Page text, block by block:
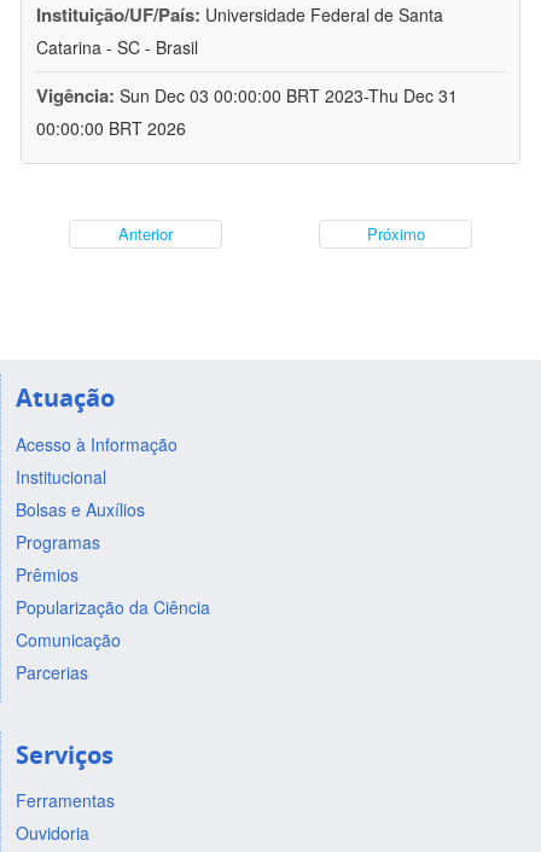
Instituição/UF/País: Universidade Federal de Santa
Catarina - SC - Brasil
Vigência: Sun Dec 03 00:00:00 BRT 2023-Thu Dec 31
00:00:00 BRT 2026
Anterior Próximo
Atuação
Acesso à Informação
Institucional
Bolsas e Auxílios
Programas
Prêmios
Popularização da Ciência
Comunicação
Parcerias
Serviços
Ferramentas
Ouvidoria